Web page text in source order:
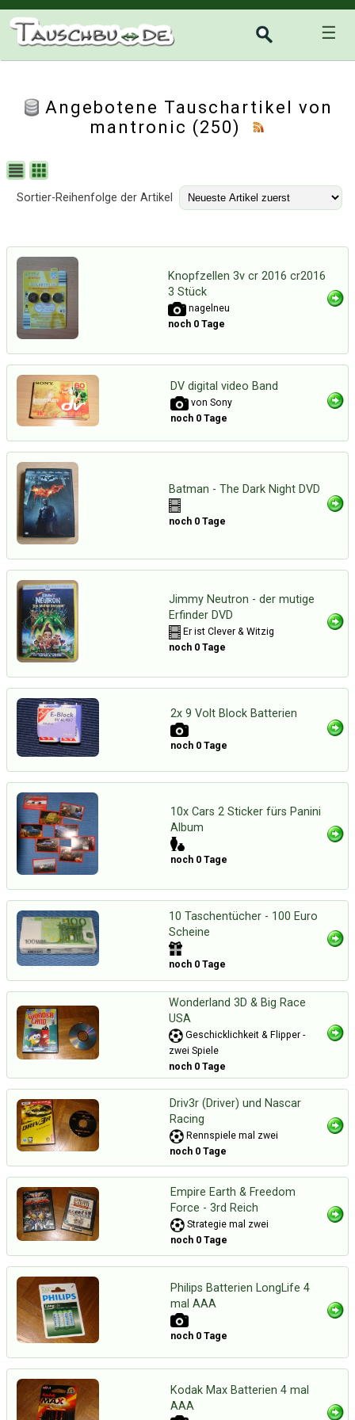
☰
Angebotene Tauschartikel von
mantronic (250)
Sortier-Reihenfolge der Artikel
Knopfzellen 3v cr 2016 cr2016
3 Stück
nagelneu
noch 0 Tage
DV digital video Band
von Sony
noch 0 Tage
Batman - The Dark Night DVD
noch 0 Tage
Jimmy Neutron - der mutige
Erfinder DVD
Er ist Clever & Witzig
noch 0 Tage
2x 9 Volt Block Batterien
noch 0 Tage
10x Cars 2 Sticker fürs Panini
Album
noch 0 Tage
10 Taschentücher - 100 Euro
Scheine
noch 0 Tage
Wonderland 3D & Big Race
USA
Geschicklichkeit & Flipper -
zwei Spiele
noch 0 Tage
Driv3r (Driver) und Nascar
Racing
Rennspiele mal zwei
noch 0 Tage
Empire Earth & Freedom
Force - 3rd Reich
Strategie mal zwei
noch 0 Tage
Philips Batterien LongLife 4
mal AAA
noch 0 Tage
Kodak Max Batterien 4 mal
AAA